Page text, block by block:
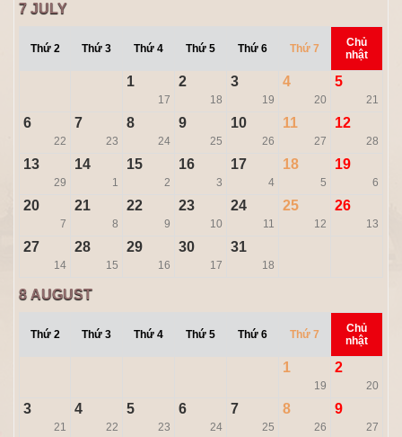
7 JULY
Thứ 2 Thứ 3 Thứ 4 Thứ 5 Thứ 6 Thứ 7
Chủ
nhật
1
17
2
18
3
19
4
20
5
21
6
22
7
23
8
24
9
25
10
26
11
27
12
28
13
29
14
1
15
2
16
3
17
4
18
5
19
6
20
7
21
8
22
9
23
10
24
11
25
12
26
13
27
14
28
15
29
16
30
17
31
18
8 AUGUST
Thứ 2 Thứ 3 Thứ 4 Thứ 5 Thứ 6 Thứ 7
Chủ
nhật
1
19
2
20
3
21
4
22
5
23
6
24
7
25
8
26
9
27